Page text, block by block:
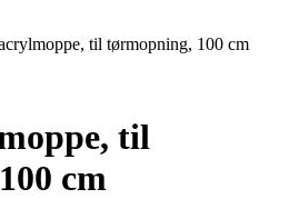
til tørmopning, 100 cm
til
cm